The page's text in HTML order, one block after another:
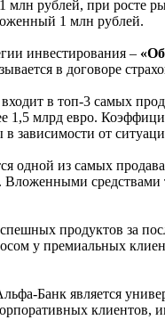
рублей, при росте
1 млн рублей.
инвестирования –
в договоре
в топ-3 самых
1,5 млрд евро.
от
одной из самых
средствами
продуктов за
у премиальных
Банк является
клиентов,